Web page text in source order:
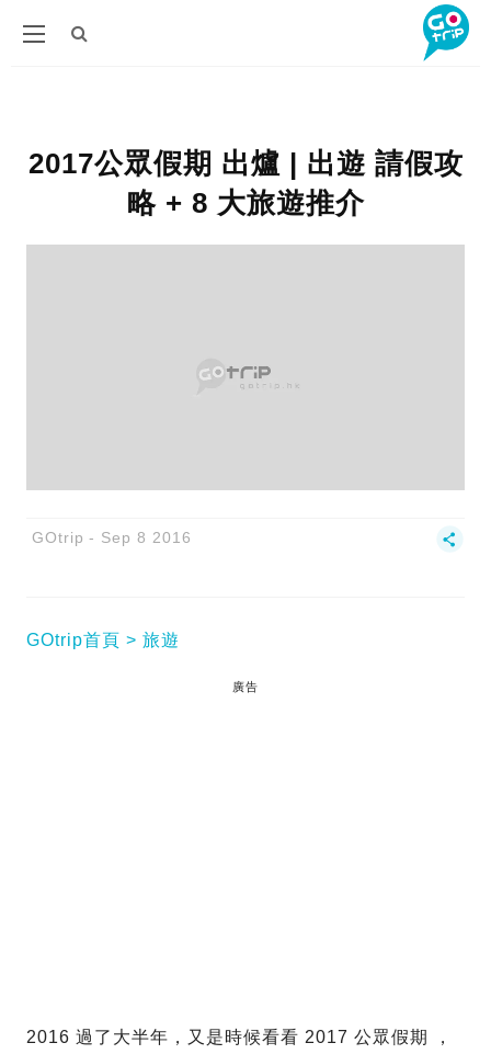
2017公眾假期 出爐 | 出遊 請假攻
略 + 8 大旅遊推介
GOtrip Sep 8 2016
GOtrip首頁 旅遊
廣告
2016 過了大半年，又是時候看看 2017 公眾假期 ，